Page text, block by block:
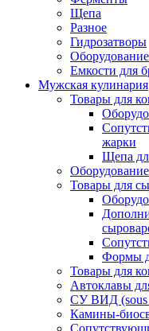
Щепа
Разное
Гидрозатворы
Емкости для
Мужская кулинария
Товары для
жарки
Щепа
Товары для
Формы
Товары для
Автоклавы
СУ ВИД (sous
Камины-